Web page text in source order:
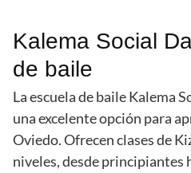
Kalema Social
de baile
La escuela de baile Kalema
una excelente opción para
Oviedo. Ofrecen clases de
niveles, desde principiantes